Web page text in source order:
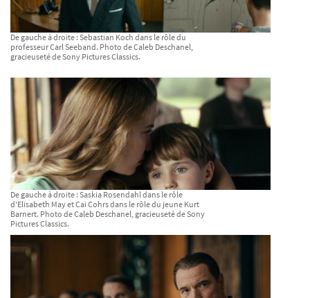
De gauche à droite : Sebastian Koch dans le rôle du
professeur Carl Seeband. Photo de Caleb Deschanel,
gracieuseté de Sony Pictures Classics.
De gauche à droite : Saskia Rosendahl dans le rôle
d'Elisabeth May et Cai Cohrs dans le rôle du jeune Kurt
Barnert. Photo de Caleb Deschanel, gracieuseté de Sony
Pictures Classics.